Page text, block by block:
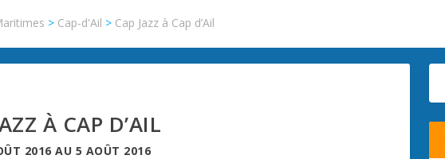
> Cap-d'Ail > Cap Jazz à Cap d’Ail
À CAP D’AIL
2016 AU 5 AOÛT 2016